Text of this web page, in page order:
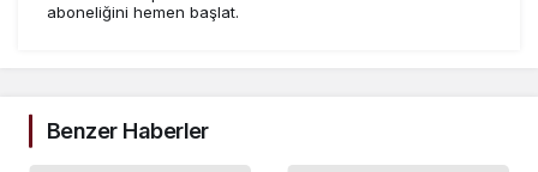
aboneliğini hemen başlat.
Benzer Haberler